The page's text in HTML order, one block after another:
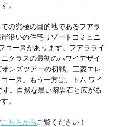
。
の究極の目的地であるフアラ
沿いの住宅リゾートコミュニ
コースがあります。フアラライ
クラスの最初のハワイデザイ
ンズツアーの初戦、三菱エレ
ース。もう一方は、トム ワイ
。自然な黒い溶岩石と広がる
。
こちらから ご覧ください！